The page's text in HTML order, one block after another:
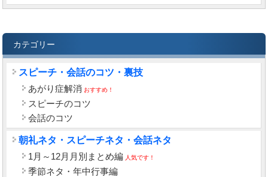
カテゴリー
スピーチ・会話のコツ・裏技
あがり症解消 おすすめ！
スピーチのコツ
会話のコツ
朝礼ネタ・スピーチネタ・会話ネタ
1月～12月月別まとめ編 人気です！
季節ネタ・年中行事編